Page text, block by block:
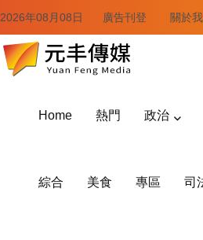
2026年08月08日 廣告刊登 關於
Home 熱門 政治
綜合 美食 專區 司